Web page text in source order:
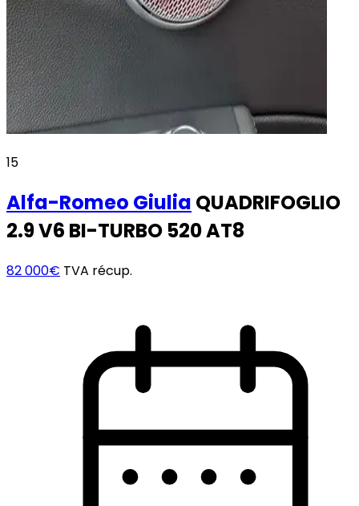
15
Alfa-Romeo Giulia QUADRIFOGLIO
2.9 V6 BI-TURBO 520 AT8
82 000€ TVA récup.